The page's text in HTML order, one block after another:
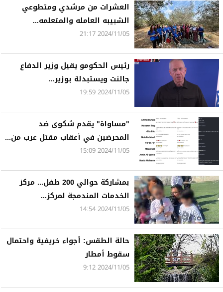
العشرات من مرشدي ومتطوعي
الشبيبه العامله والمتعلمه...
2024/11/05 21:17
رئيس الحكومو يقيل وزير الدفاع
جالنت ويستبدلة بوزير...
2024/11/05 19:59
"مساواة" يقدم شكوى ضد
المحرضين في أعقاب مقتل عرب من...
2024/11/05 15:09
بمشاركة حوالي 200 طفل... مركز
الخدمات المندمجة لمركز...
2024/11/05 14:54
حالة الطقس: أجواء خريفية واحتمال
سقوط أمطار
2024/11/05 9:12